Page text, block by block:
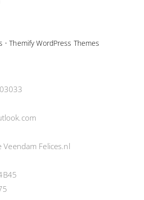
•Themify WordPress Themes
Felices.nl